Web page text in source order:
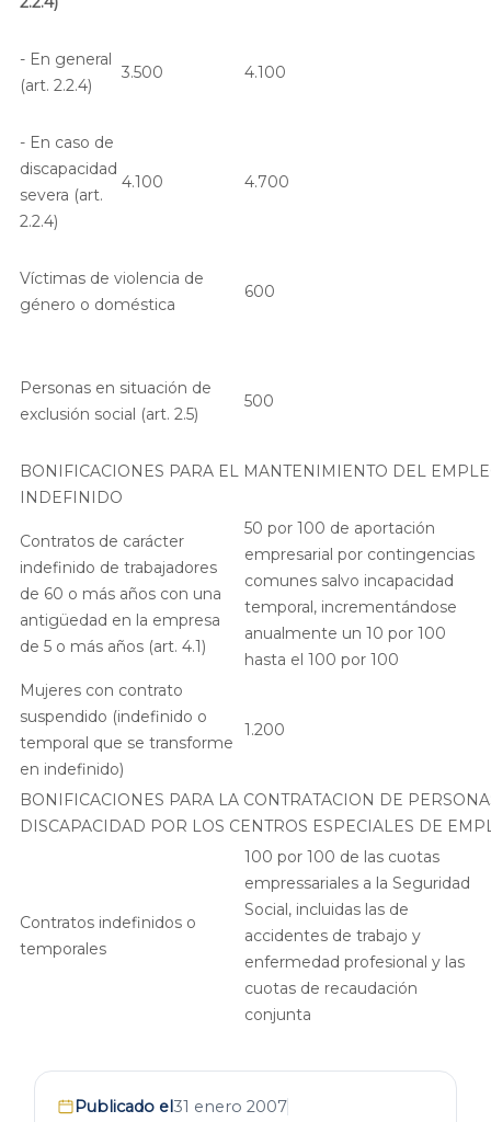
- En general
(art. 2.2.4)
3.500 4.100
- En caso de
discapacidad
severa (art.
2.2.4)
4.100 4.700
Víctimas de violencia de
género o doméstica
600
Personas en situación de
exclusión social (art. 2.5)
500
BONIFICACIONES PARA EL MANTENIMIENTO DEL
INDEFINIDO
Contratos de carácter
indefinido de trabajadores
de 60 o más años con una
antigüedad en la empresa
de 5 o más años (art. 4.1)
50 por 100 de aportación
empresarial por contingencias
comunes salvo incapacidad
temporal, incrementándose
anualmente un 10 por 100
hasta el 100 por 100
Mujeres con contrato
suspendido (indefinido o
temporal que se transforme
en indefinido)
1.200
BONIFICACIONES PARA LA CONTRATACION DE
DISCAPACIDAD POR LOS CENTROS ESPECIALES DE
Contratos indefinidos o
temporales
100 por 100 de las cuotas
empressariales a la Seguridad
Social, incluidas las de
accidentes de trabajo y
enfermedad profesional y las
cuotas de recaudación
conjunta
Publicado el31 enero 2007